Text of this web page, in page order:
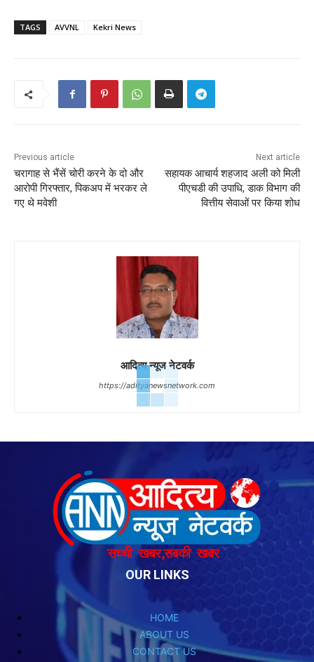
TAGS AVVNL Kekri News
Previous article
चरागाह से भैंसें चोरी करने के दो और
आरोपी गिरफ्तार, पिकअप में भरकर ले
गए थे मवेशी
Next article
सहायक आचार्य शहजाद अली को मिली
पीएचडी की उपाधि, डाक विभाग की
वित्तीय सेवाओं पर किया शोध
आदित्य न्यूज नेटवर्क
https://adityanewsnetwork.com